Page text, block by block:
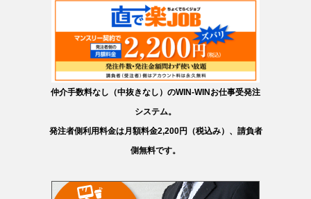
仲介手数料なし（中抜きなし）のWIN-WINお仕事受発注
システム。
発注者側利用料金は月額料金2,200円（税込み）、請負者
側無料です。